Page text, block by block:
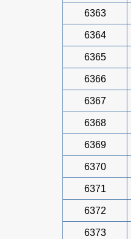
6363
6364
6365
6366
6367
6368
6369
6370
6371
6372
6373